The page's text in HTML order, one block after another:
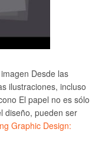
Desde las
ilustraciones, incluso
El papel no es sólo
diseño, pueden ser
Graphic Design: